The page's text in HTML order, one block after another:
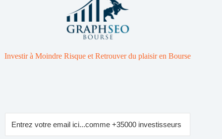
Investir à Moindre Risque et Retrouver du plaisir en Bourse